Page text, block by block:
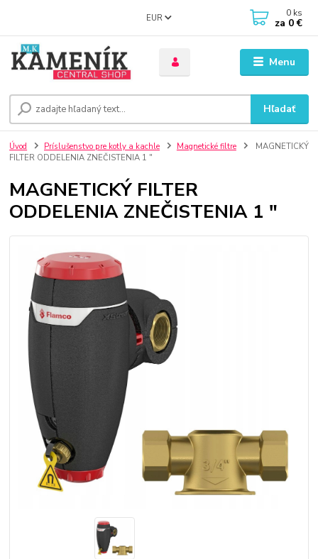
Menu
EUR
Hľadať
0 ks
za 0 €
Úvod Príslušenstvo pre kotly a kachle Magnetické filtre
MAGNETICKÝ
FILTER ODDELENIA ZNEČISTENIA 1 "
MAGNETICKÝ FILTER
ODDELENIA ZNEČISTENIA 1 "